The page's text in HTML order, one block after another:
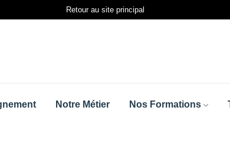
Retour au site principal
Notre Métier Nos Formations